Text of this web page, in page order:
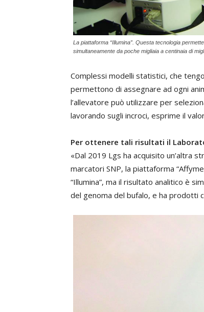
La piattaforma “Illumina”. Questa tecnologia
simultaneamente da poche migliaia a centinaia di
Complessi modelli statistici, che
permettono di assegnare ad ogni
l’allevatore può utilizzare per
lavorando sugli incroci, esprime il
Per ottenere tali risultati il
«Dal 2019 Lgs ha acquisito un’altra
marcatori SNP, la piattaforma
“Illumina”, ma il risultato analitico è
del genoma del bufalo, e ha prodotti